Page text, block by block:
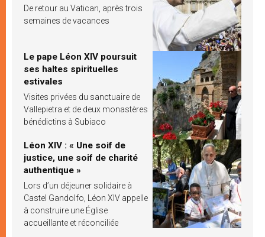
De retour au Vatican, après trois
semaines de vacances
Le pape Léon XIV poursuit
ses haltes spirituelles
estivales
Visites privées du sanctuaire de
Vallepietra et de deux monastères
bénédictins à Subiaco
Léon XIV : « Une soif de
justice, une soif de charité
authentique »
Lors d’un déjeuner solidaire à
Castel Gandolfo, Léon XIV appelle
à construire une Église
accueillante et réconciliée